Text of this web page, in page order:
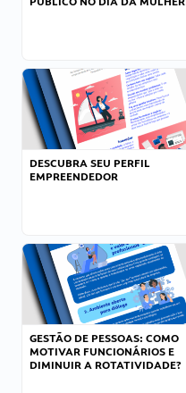
DESCUBRA SEU PERFIL
EMPREENDEDOR
GESTÃO DE PESSOAS: COMO
MOTIVAR FUNCIONÁRIOS E
DIMINUIR A ROTATIVIDADE?